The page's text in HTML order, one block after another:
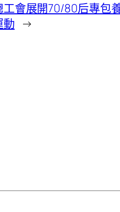
會展開70/80后專包
動 →